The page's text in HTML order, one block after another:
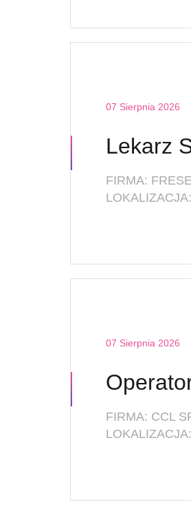
07 Sierpnia 2026
FIRMA:
07 Sierpnia 2026
FIRMA: CCL